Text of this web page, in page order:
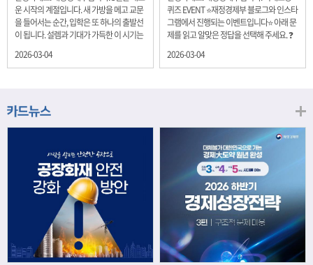
운 시작의 계절입니다. 새 가방을 메고 교문
을 들어서는 순간, 입학은 또 하나의 출발선
이 됩니다. 설렘과 기대가 가득한 이 시기는
래를 준비하는 첫 걸음이기도 합니다. 입학
니다. 배움이 쌓이는 시간, 인적자본 학교에
지식, 친구들과의 협업, 다양한 활동 속에서
얻는 문제 해결 경험은 모두 개인의 역량으
로 축적됩니다. 경제학에서는 이.......
2026-03-04
퀴즈 EVENT ⭐재정경제부 블로그와 인스타
그램에서 진행되는 이벤트입니다⭐ 아래 문
제를 읽고 알맞은 정답을 선택해 주세요. ❓
을 보이고 있는 개인투자용 국채를 3월에는
20년물 300억원입니다. 그렇다면 3월 개인
까요?? 보기 ① 1,600억원 ② 1,700억원 ③
1,800억원 ④ 2,000억원 이벤트 안내 응모
기간: 2026년 3월 4일(수) ~ 3월 9일(월) 경
품: 커피쿠폰 (60명) 참여.......
2026-03-04